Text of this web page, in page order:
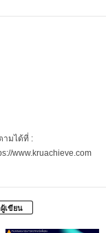
ามได้ที่ :
www.kruachieve.com
เขียน